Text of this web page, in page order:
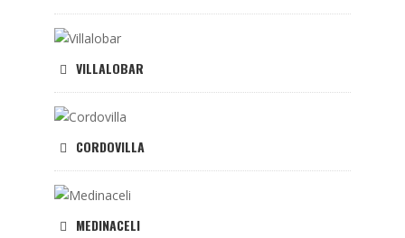
VILLALOBAR
CORDOVILLA
MEDINACELI